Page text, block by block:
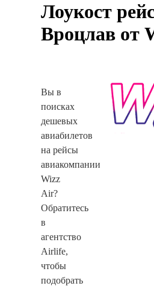
Лоукост
Вроцлав от
Вы в
поисках
дешевых
авиабилетов
на рейсы
авиакомпании
Wizz
Air?
Обратитесь
в
агентство
Airlife,
чтобы
подобрать